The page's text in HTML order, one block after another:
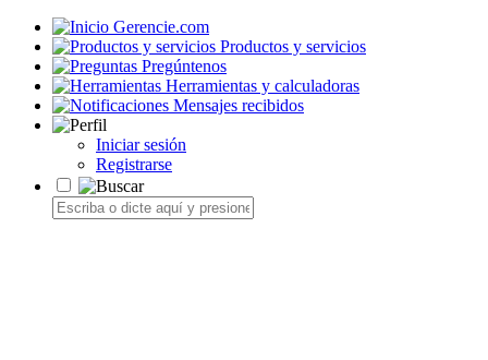
Gerencie.com
Productos y servicios
Pregúntenos
Herramientas y calculadoras
Mensajes recibidos
Iniciar sesión
Registrarse